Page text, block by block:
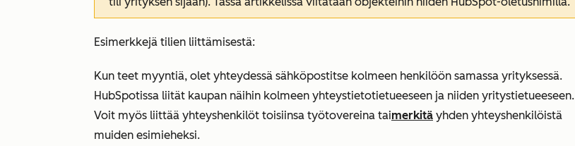
Esimerkkejä tilien liittämisestä:
Kun teet myyntiä, olet yhteydessä sähköpostitse kolmeen henkilöön samassa yrityksessä.
HubSpotissa liität kaupan näihin kolmeen yhteystietotietueeseen ja niiden yritystietueeseen.
Voit myös liittää yhteyshenkilöt toisiinsa työtovereina taimerkitä yhden yhteyshenkilöistä
muiden esimieheksi.